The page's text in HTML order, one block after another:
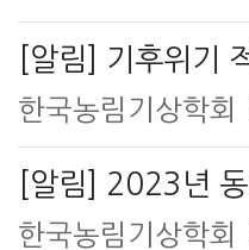
한국농림기상학회
한국농림기상학회